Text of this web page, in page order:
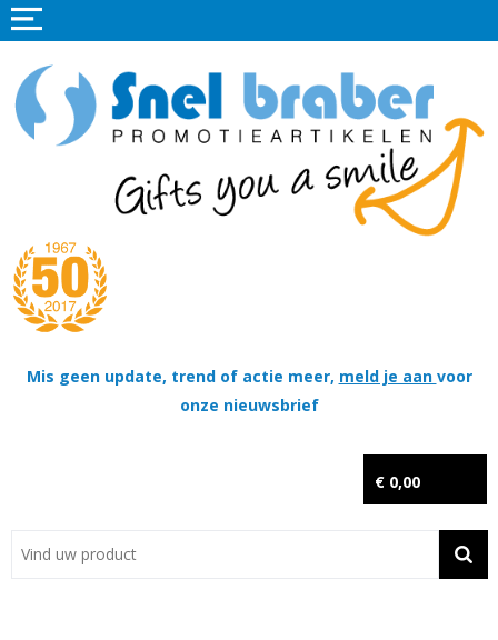
Mis geen update, trend of actie meer, meld je aan voor
onze nieuwsbrief
€ 0,00
Home
Promotieartikelen
Tassen
Thema's
Contact